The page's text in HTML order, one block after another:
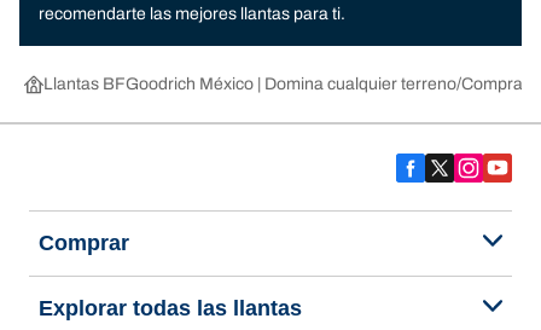
recomendarte las mejores llantas para ti.
Llantas BFGoodrich México | Domina cualquier terreno Compra
Comprar
Explorar todas las llantas